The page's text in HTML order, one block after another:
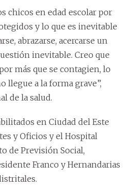
chicos en edad escolar por
y lo que es inevitable
abrazarse, acercarse un
inevitable. Creo que
más que se contagien, lo
llegue a la forma grave”,
de la salud.
en Ciudad del Este
y Oficios y el Hospital
de Previsión Social,
Franco y Hernandarias